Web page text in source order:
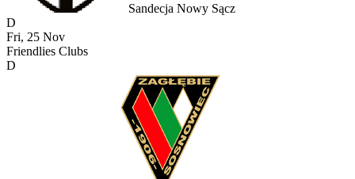
Sandecja Nowy Sącz
D
Fri, 25 Nov
Friendlies Clubs
D